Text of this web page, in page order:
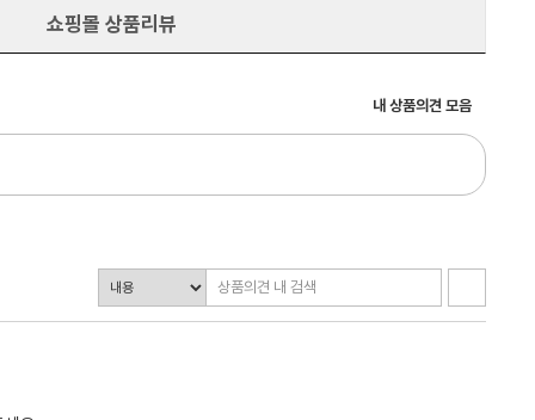
쇼핑몰 상품리뷰
내 상품의견 모음